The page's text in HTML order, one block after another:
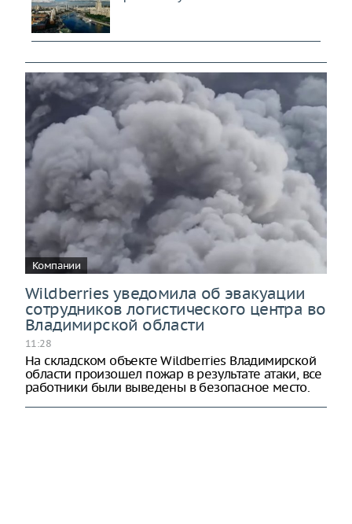
Компании
Wildberries уведомила об эвакуации
сотрудников логистического центра во
Владимирской области
11:28
На складском объекте Wildberries Владимирской
области произошел пожар в результате атаки, все
работники были выведены в безопасное место.